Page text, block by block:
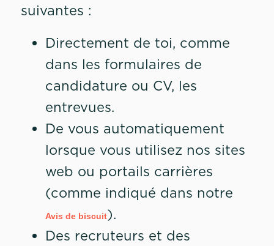
suivantes :
Directement de toi, comme
dans les formulaires de
candidature ou CV, les
entrevues.
De vous automatiquement
lorsque vous utilisez nos sites
web ou portails carrières
(comme indiqué dans notre
Avis de biscuit).
Des recruteurs et des